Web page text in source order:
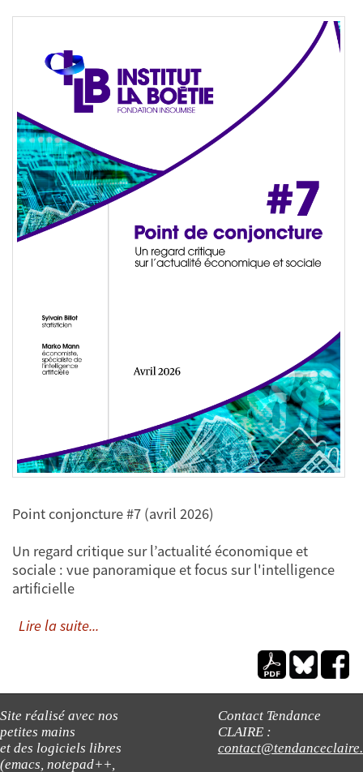
Point conjoncture #7 (avril 2026)
Un regard critique sur l’actualité économique et
sociale : vue panoramique et focus sur l'intelligence
artificielle
Lire la suite...
Site réalisé avec nos
petites mains
et des logiciels libres
(emacs, notepad++,
Contact Tendance
CLAIRE :